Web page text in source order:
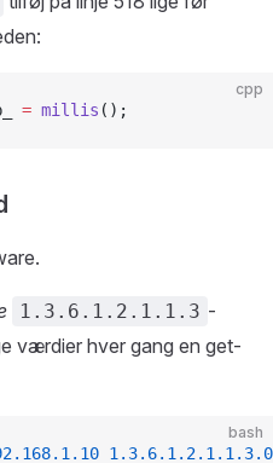
cpp
= millis ();
1.3.6.1.2.1.1.3 -
værdier hver gang en get-
bash
1.3.6.1.2.1.1.3.0